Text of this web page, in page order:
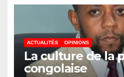
ACTUALITÉS OPINIONS
La culture de la
congolaise